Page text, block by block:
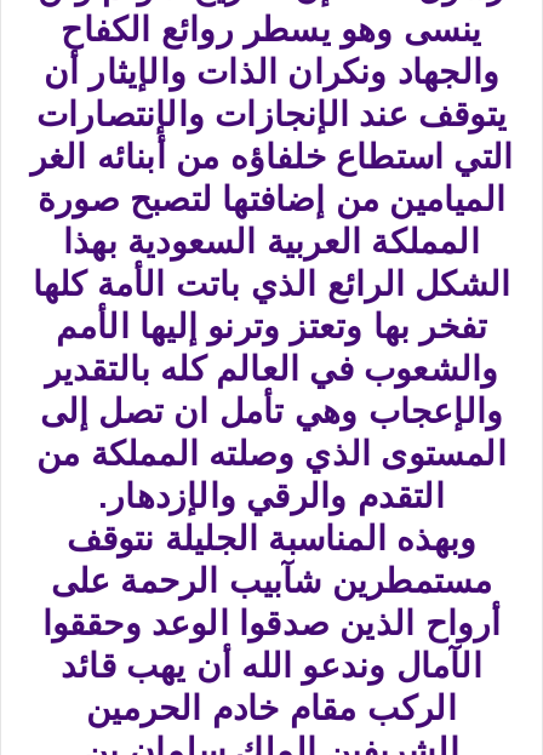
ينسى وهو يسطر روائع الكفاح
والجهاد ونكران الذات والإيثار أن
يتوقف عند الإنجازات والإنتصارات
التي استطاع خلفاؤه من أبنائه الغر
الميامين من إضافتها لتصبح صورة
المملكة العربية السعودية بهذا
الشكل الرائع الذي باتت الأمة كلها
تفخر بها وتعتز وترنو إليها الأمم
والشعوب في العالم كله بالتقدير
والإعجاب وهي تأمل ان تصل إلى
المستوى الذي وصلته المملكة من
التقدم والرقي والإزدهار.
وبهذه المناسبة الجليلة نتوقف
مستمطرين شآبيب الرحمة على
أرواح الذين صدقوا الوعد وحققوا
الآمال وندعو الله أن يهب قائد
الركب مقام خادم الحرمين